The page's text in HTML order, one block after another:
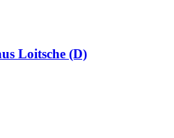
Loitsche (D)